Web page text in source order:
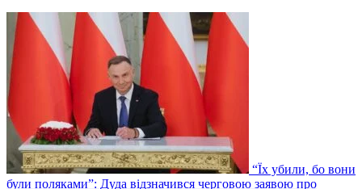
“Їх убили, бо вони
були поляками”: Дуда відзначився черговою заявою про